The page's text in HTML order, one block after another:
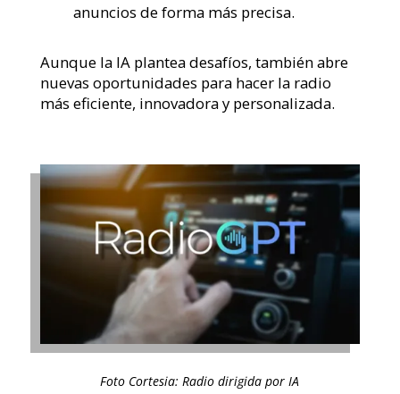
anuncios de forma más precisa.
Aunque la IA plantea desafíos, también abre
nuevas oportunidades para hacer la radio
más eficiente, innovadora y personalizada.
Foto Cortesia: Radio dirigida por IA